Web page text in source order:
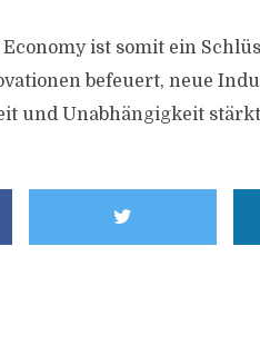
ist somit ein
befeuert, neue
und Unabhängigkeit